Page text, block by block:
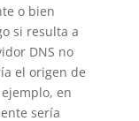
o bien
si resulta a
DNS no
el origen de
en
serí­a